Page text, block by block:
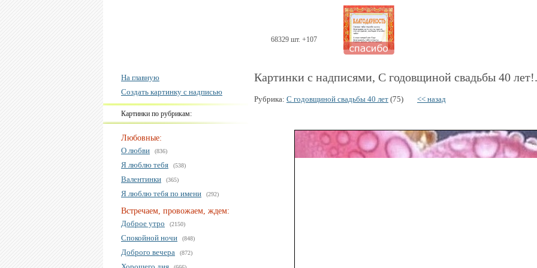
68329 шт. +107
На главную
Создать картинку с надписью
Картинки по рубрикам:
Любовные:
О любви
(836)
Я люблю тебя (538)
Валентинки (365)
Я люблю тебя по имени (292)
Встречаем, провожаем, ждем:
Доброе утро
(2150)
Спокойной ночи (848)
Доброго вечера (872)
Картинки с надписями, С годовщиной свадьбы 40 лет!.
Рубрика: С годовщиной свадьбы 40 лет (75) << назад